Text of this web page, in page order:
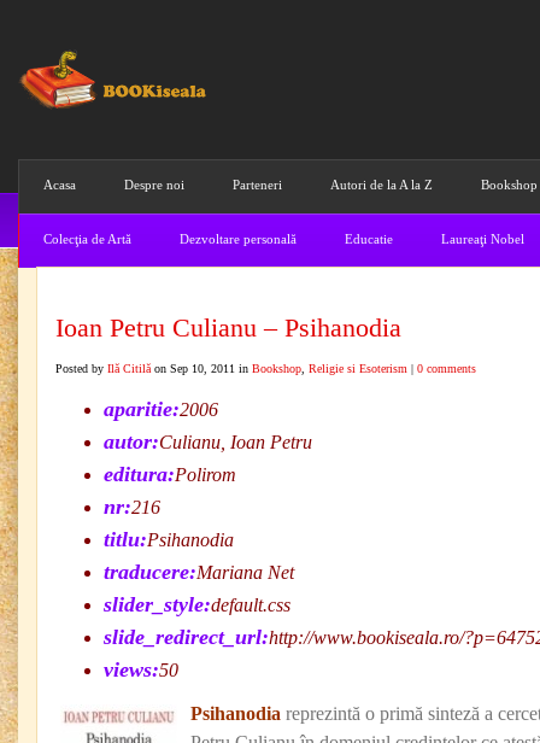
Acasa Despre noi Parteneri Autori de la A la Z Bookshop
Colecţia de Artă Dezvoltare personală Educatie Laureaţi Nobel
Ioan Petru Culianu – Psihanodia
Posted by Ilă Citilă on Sep 10, 2011 in Bookshop Religie si Esoterism | 0 comments
aparitie:2006
autor:Culianu, Ioan Petru
editura:Polirom
nr:216
titlu:Psihanodia
traducere:Mariana Net
slider_style:default.css
slide_redirect_url:http://www.bookiseala.ro/
views:50
Psihanodia reprezintă o primă sinteză a